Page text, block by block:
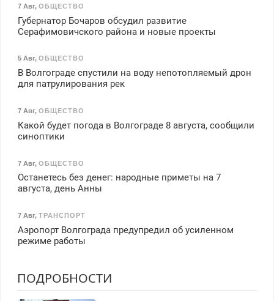
7 Авг, ОБЩЕСТВО
Губернатор Бочаров обсудил развитие
Серафимовичского района и новые проекты
5 Авг, ОБЩЕСТВО
В Волгограде спустили на воду непотопляемый дрон
для патрулирования рек
7 Авг, ОБЩЕСТВО
Какой будет погода в Волгограде 8 августа, сообщили
синоптики
7 Авг, ОБЩЕСТВО
Останетесь без денег: народные приметы на 7
августа, день Анны
7 Авг, ТРАНСПОРТ
Аэропорт Волгограда предупредил об усиленном
режиме работы
ПОДРОБНОСТИ